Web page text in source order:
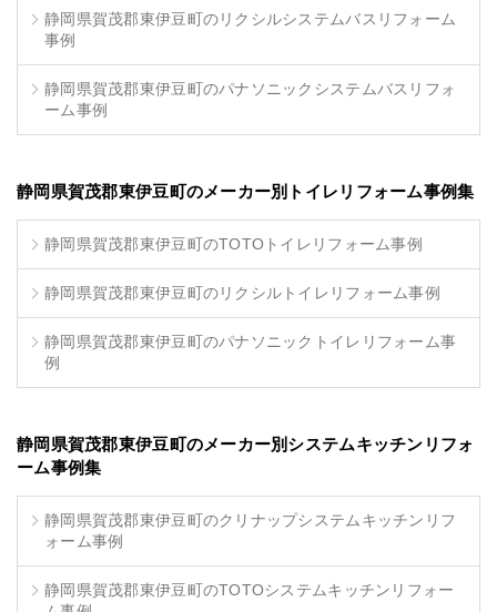
静岡県賀茂郡東伊豆町のリクシルシステムバスリフォーム
事例
静岡県賀茂郡東伊豆町のパナソニックシステムバスリフォ
ーム事例
静岡県賀茂郡東伊豆町のメーカー別トイレリフォーム事例集
静岡県賀茂郡東伊豆町のTOTOトイレリフォーム事例
静岡県賀茂郡東伊豆町のリクシルトイレリフォーム事例
静岡県賀茂郡東伊豆町のパナソニックトイレリフォーム事
例
静岡県賀茂郡東伊豆町のメーカー別システムキッチンリフォ
ーム事例集
静岡県賀茂郡東伊豆町のクリナップシステムキッチンリフ
ォーム事例
静岡県賀茂郡東伊豆町のTOTOシステムキッチンリフォー